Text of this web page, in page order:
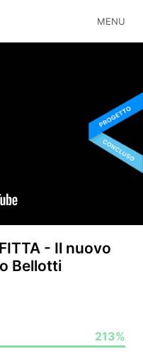
MENU
- Il nuovo
Bellotti
213%